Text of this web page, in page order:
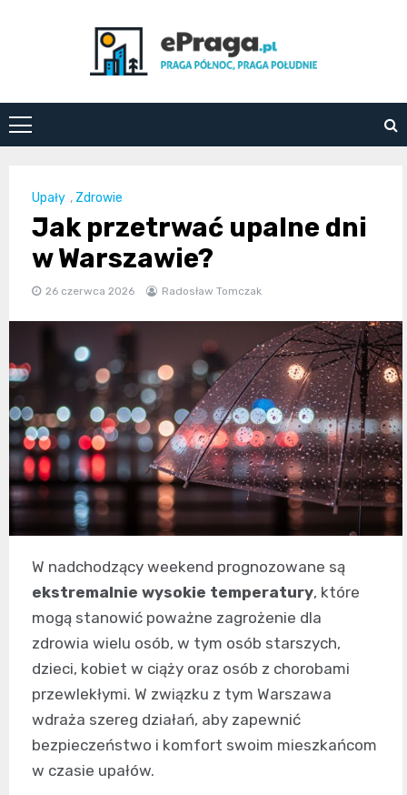
ePraga.pl
Upały , Zdrowie
Jak przetrwać upalne dni
w Warszawie?
26 czerwca 2026 Radosław Tomczak
W nadchodzący weekend prognozowane są
ekstremalnie wysokie temperatury, które
mogą stanowić poważne zagrożenie dla
zdrowia wielu osób, w tym osób starszych,
dzieci, kobiet w ciąży oraz osób z chorobami
przewlekłymi. W związku z tym Warszawa
wdraża szereg działań, aby zapewnić
bezpieczeństwo i komfort swoim mieszkańcom
w czasie upałów.